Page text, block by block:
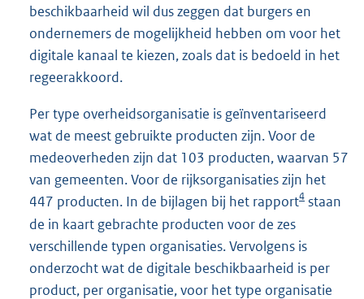
beschikbaarheid wil dus zeggen dat burgers en
ondernemers de mogelijkheid hebben om voor het
digitale kanaal te kiezen, zoals dat is bedoeld in het
regeerakkoord.
Per type overheidsorganisatie is geïnventariseerd
wat de meest gebruikte producten zijn. Voor de
medeoverheden zijn dat 103 producten, waarvan 57
van gemeenten. Voor de rijksorganisaties zijn het
447 producten. In de bijlagen bij het rapport4 staan
de in kaart gebrachte producten voor de zes
verschillende typen organisaties. Vervolgens is
onderzocht wat de digitale beschikbaarheid is per
product, per organisatie, voor het type organisatie